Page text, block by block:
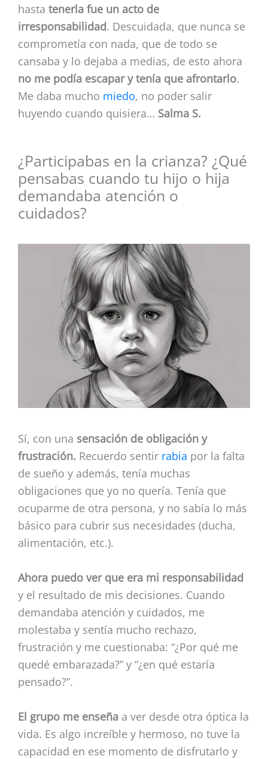
hasta tenerla fue un acto de
irresponsabilidad. Descuidada, que nunca se
comprometía con nada, que de todo se
cansaba y lo dejaba a medias, de esto ahora
no me podía escapar y tenía que afrontarlo.
Me daba mucho miedo, no poder salir
huyendo cuando quisiera… Salma S.
¿Participabas en la crianza? ¿Qué
pensabas cuando tu hijo o hija
demandaba atención o
cuidados?
Sí, con una sensación de obligación y
frustración. Recuerdo sentir rabia por la falta
de sueño y además, tenía muchas
obligaciones que yo no quería. Tenía que
ocuparme de otra persona, y no sabía lo más
básico para cubrir sus necesidades (ducha,
alimentación, etc.).
Ahora puedo ver que era mi responsabilidad
y el resultado de mis decisiones. Cuando
demandaba atención y cuidados, me
molestaba y sentía mucho rechazo,
frustración y me cuestionaba: “¿Por qué me
quedé embarazada?” y “¿en qué estaría
pensado?”.
El grupo me enseña a ver desde otra óptica la
vida. Es algo increíble y hermoso, no tuve la
capacidad en ese momento de disfrutarlo y